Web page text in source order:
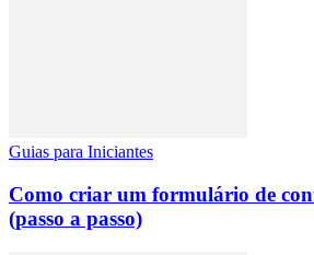
Guias para Iniciantes
Como criar um formulário de
(passo a passo)